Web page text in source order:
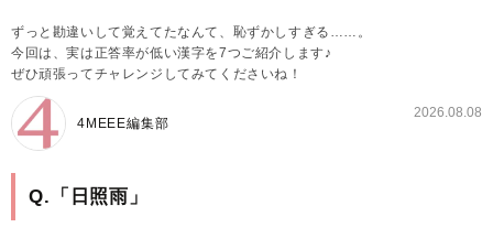
ずっと勘違いして覚えてたなんて、恥ずかしすぎる……。
今回は、実は正答率が低い漢字を7つご紹介します♪
ぜひ頑張ってチャレンジしてみてくださいね！
4MEEE編集部
2026.08.08
Q.「日照雨」